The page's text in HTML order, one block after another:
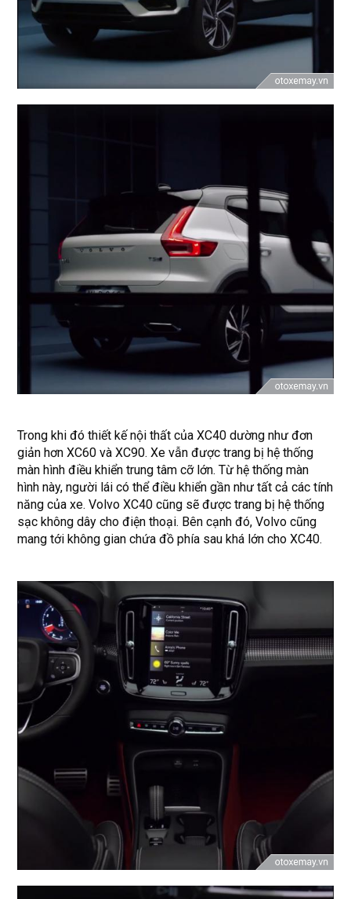
Trong khi đó thiết kế nội thất của XC40 dường như đơn
giản hơn XC60 và XC90. Xe vẫn được trang bị hệ thống
màn hình điều khiển trung tâm cỡ lớn. Từ hệ thống màn
hình này, người lái có thể điều khiển gần như tất cả các tính
năng của xe. Volvo XC40 cũng sẽ được trang bị hệ thống
sạc không dây cho điện thoại. Bên cạnh đó, Volvo cũng
mang tới không gian chứa đồ phía sau khá lớn cho XC40.